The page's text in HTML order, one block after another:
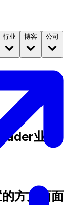
行业 博客 公司
Trader业务
方方面面